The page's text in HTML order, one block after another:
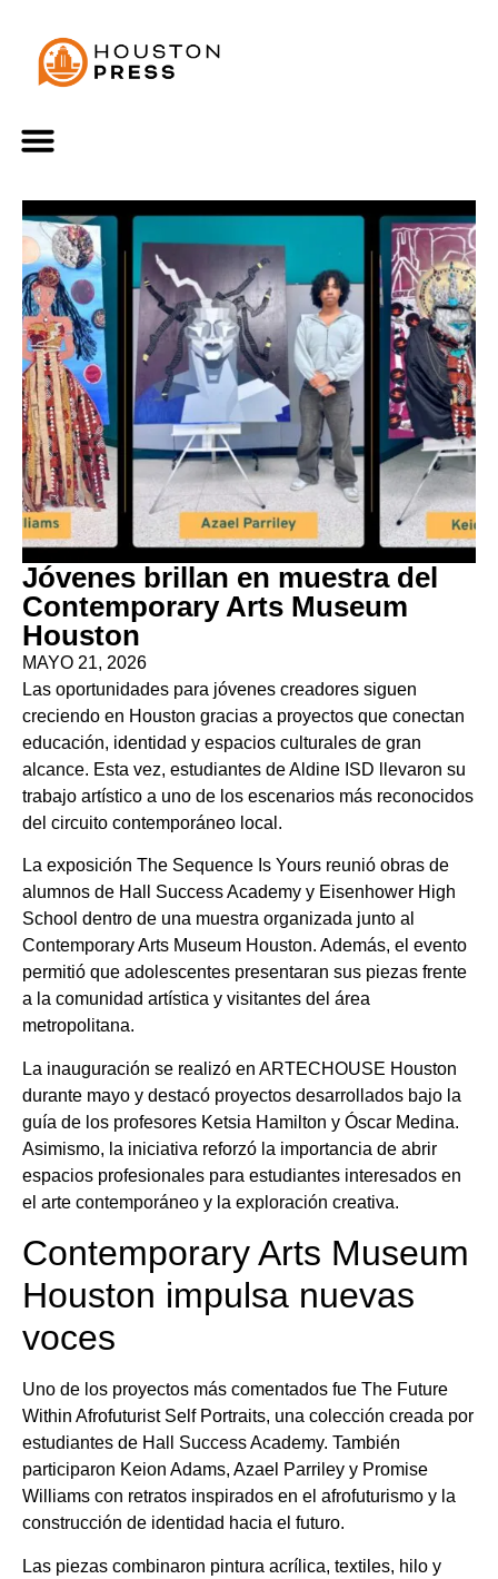
Jóvenes brillan en muestra del
Contemporary Arts Museum
Houston
MAYO 21, 2026
Las oportunidades para jóvenes creadores siguen
creciendo en Houston gracias a proyectos que conectan
educación, identidad y espacios culturales de gran
alcance. Esta vez, estudiantes de Aldine ISD llevaron su
trabajo artístico a uno de los escenarios más reconocidos
del circuito contemporáneo local.
La exposición The Sequence Is Yours reunió obras de
alumnos de Hall Success Academy y Eisenhower High
School dentro de una muestra organizada junto al
Contemporary Arts Museum Houston. Además, el evento
permitió que adolescentes presentaran sus piezas frente
a la comunidad artística y visitantes del área
metropolitana.
La inauguración se realizó en ARTECHOUSE Houston
durante mayo y destacó proyectos desarrollados bajo la
guía de los profesores Ketsia Hamilton y Óscar Medina.
Asimismo, la iniciativa reforzó la importancia de abrir
espacios profesionales para estudiantes interesados en
el arte contemporáneo y la exploración creativa.
Contemporary Arts Museum
Houston impulsa nuevas
voces
Uno de los proyectos más comentados fue The Future
Within Afrofuturist Self Portraits, una colección creada por
estudiantes de Hall Success Academy. También
participaron Keion Adams, Azael Parriley y Promise
Williams con retratos inspirados en el afrofuturismo y la
construcción de identidad hacia el futuro.
Las piezas combinaron pintura acrílica, textiles, hilo y